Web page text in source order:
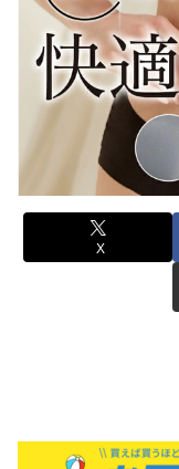
X